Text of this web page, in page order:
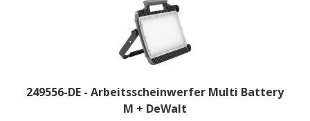
249556-DE - Arbeitsscheinwerfer Multi Battery
M + DeWalt